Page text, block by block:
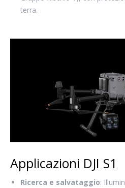
terra.
Applicazioni DJI S1
Ricerca e salvataggio: